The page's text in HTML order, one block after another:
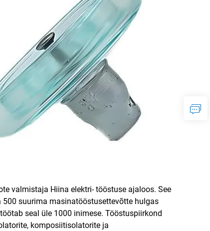
valmistaja Hiina elektri- tööstuse ajaloos. See
suurima masinatööstusettevõtte hulgas
seal üle 1000 inimese. Tööstuspiirkond
komposiitisolatorite ja